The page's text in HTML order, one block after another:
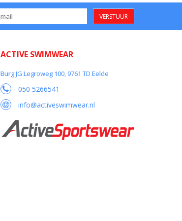
VERSTUUR
ACTIVE SWIMWEAR
Burg JG Legroweg 100, 9761 TD Eelde
050 5266541
info@activeswimwear.nl